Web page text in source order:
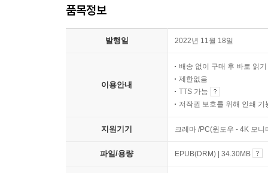
품목정보
발행일 2022년 11월 18일
이용안내
배송 없이 구매 후 바로 읽기
제한없음
TTS 가능
저작권 보호를 위해 인쇄 기
지원기기 크레마 /PC(윈도우 - 4K 모
파일/용량 EPUB(DRM) | 34.30MB